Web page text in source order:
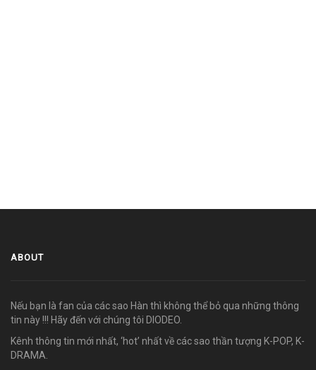
ABOUT
Nếu bạn là fan của các sao Hàn thì không thể bỏ qua những thông
tin này !!! Hãy đến với chúng tôi DIODEO.
Kênh thông tin mới nhất, ‘hot’ nhất về các sao thần tượng K-POP, K-
DRAMA.